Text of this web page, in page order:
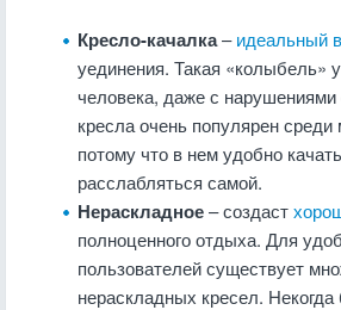
Кресло-качалка–идеальный
уединения. Такая «колыбель»
человека, даже с
кресла очень популярен
потому что в нем удобно
расслабляться самой.
Нераскладное– создаст
полноценного отдыха. Для
пользователей существует
нераскладных кресел.